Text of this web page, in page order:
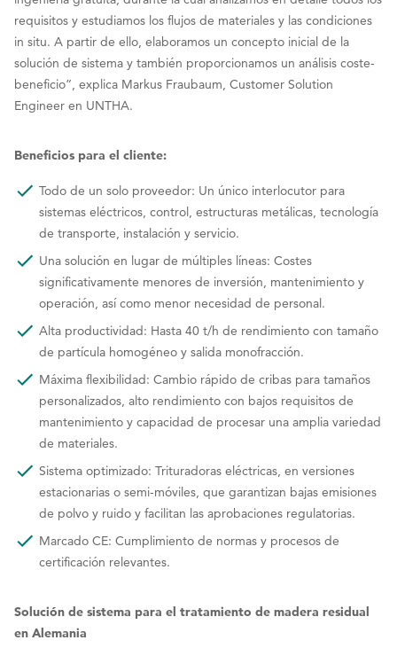
requisitos y estudiamos los flujos de materiales y las condiciones
in situ. A partir de ello, elaboramos un concepto inicial de la
solución de sistema y también proporcionamos un análisis coste-
beneficio”, explica Markus Fraubaum, Customer Solution
Engineer en UNTHA.
Beneficios para el cliente:
Todo de un solo proveedor: Un único interlocutor para
sistemas eléctricos, control, estructuras metálicas, tecnología
de transporte, instalación y servicio.
Una solución en lugar de múltiples líneas: Costes
significativamente menores de inversión, mantenimiento y
operación, así como menor necesidad de personal.
Alta productividad: Hasta 40 t/h de rendimiento con tamaño
de partícula homogéneo y salida monofracción.
Máxima flexibilidad: Cambio rápido de cribas para tamaños
personalizados, alto rendimiento con bajos requisitos de
mantenimiento y capacidad de procesar una amplia variedad
de materiales.
Sistema optimizado: Trituradoras eléctricas, en versiones
estacionarias o semi-móviles, que garantizan bajas emisiones
de polvo y ruido y facilitan las aprobaciones regulatorias.
Marcado CE: Cumplimiento de normas y procesos de
certificación relevantes.
Solución de sistema para el tratamiento de madera residual
en Alemania